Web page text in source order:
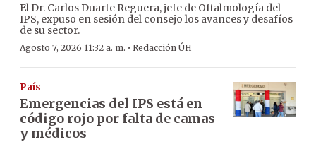
El Dr. Carlos Duarte Reguera, jefe de Oftalmología del
IPS, expuso en sesión del consejo los avances y desafíos
de su sector.
Agosto 7, 2026 11:32 a. m. · Redacción ÚH
País
Emergencias del IPS está en
código rojo por falta de camas
y médicos